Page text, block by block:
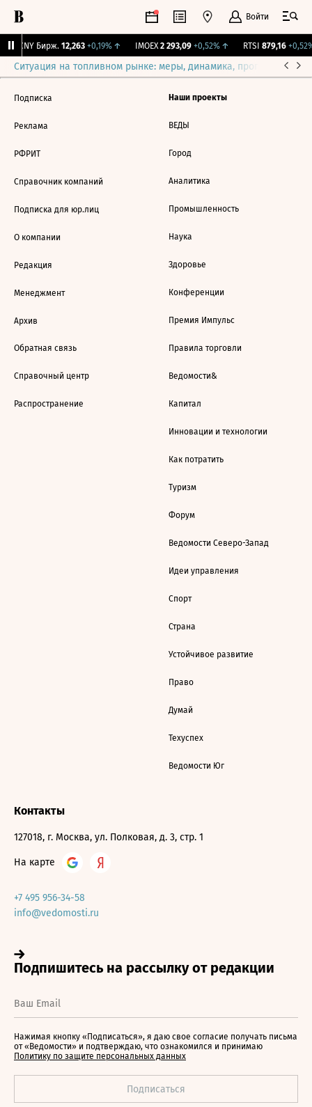
Войти
CNY Бирж. 12,263 +0,19%↑ IMOEX 2 293,09 +0,52%↑ RTSI 879,16 +0,52%
Ситуация на топливном рынке: меры, динамика, прогнозы
Подписка
Реклама
РФРИТ
Справочник компаний
Подписка для юр.лиц
О компании
Редакция
Менеджмент
Архив
Обратная связь
Справочный центр
Распространение
Наши проекты
ВЕДЫ
Город
Аналитика
Промышленность
Наука
Здоровье
Конференции
Премия Импульс
Правила торговли
Ведомости&
Капитал
Инновации и технологии
Как потратить
Туризм
Форум
Ведомости Северо-Запад
Идеи управления
Спорт
Страна
Устойчивое развитие
Право
Думай
Техуспех
Ведомости Юг
Контакты
127018, г. Москва, ул. Полковая, д. 3, стр. 1
На карте
+7 495 956-34-58
info@vedomosti.ru
Нажимая кнопку «Подписаться», я даю свое согласие получать письма
от «Ведомости» и подтверждаю, что ознакомился и принимаю
Политику по защите персональных данных